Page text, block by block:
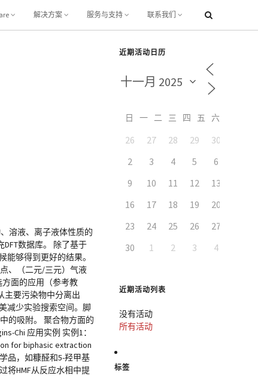
解决方案 服务与支持 联系我们
、溶液、离子液体性质的
数据库。 除了基于
能够得到更好的结果。
、（二元/三元）气液
方面的应用（参考教
主要污染物中分离出
减少实验搜索空间。脚
的吸附。 聚合物方面的
Chi 应用实例 实例1：
for biphasic extraction
品，如糠醛和5-羟甲基
将HMF从反应水相中提
近期活动日历
日 一 二 三 四 五
26 27 28 29 30
2
3 4 5 6
9
10 11 12 13
16
17 18 19 20
23
24 25 26 27
30
1 2 3 4
近期活动列表
没有活动
所有活动
标签